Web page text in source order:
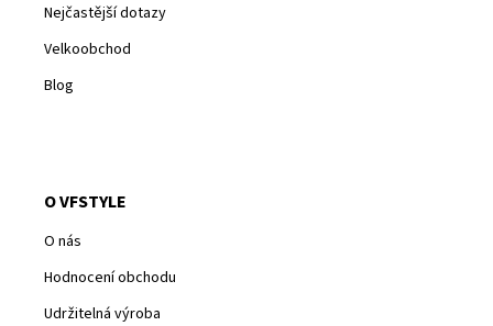
Nejčastější dotazy
Velkoobchod
Blog
O VFSTYLE
O nás
Hodnocení obchodu
Udržitelná výroba